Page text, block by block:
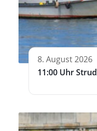
8. August 2026
11:00 Uhr